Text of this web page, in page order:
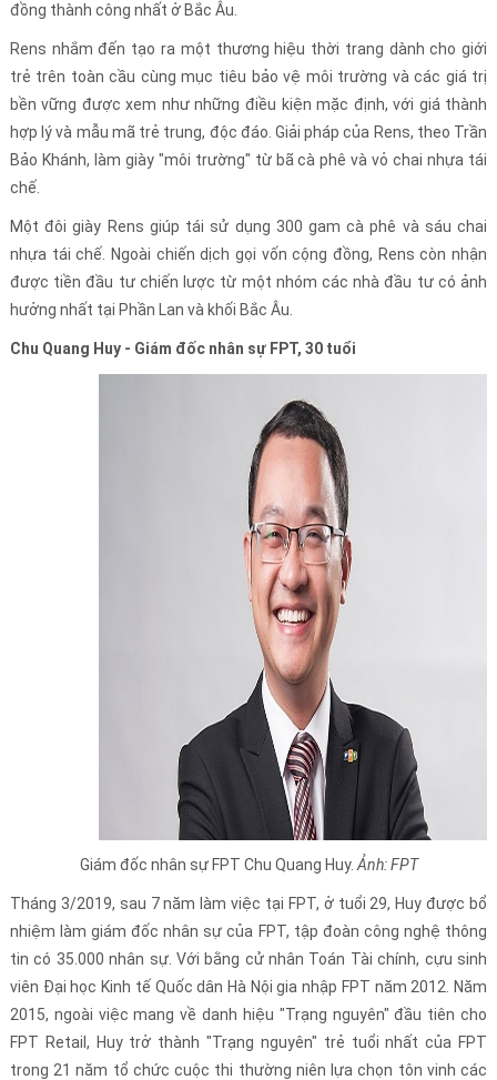
đồng thành công nhất ở Bắc Âu.
Rens nhắm đến tạo ra một thương hiệu thời trang dành cho giới
trẻ trên toàn cầu cùng mục tiêu bảo vệ môi trường và các giá trị
bền vững được xem như những điều kiện mặc định, với giá thành
hợp lý và mẫu mã trẻ trung, độc đáo. Giải pháp của Rens, theo Trần
Bảo Khánh, làm giày "môi trường" từ bã cà phê và vỏ chai nhựa tái
chế.
Một đôi giày Rens giúp tái sử dụng 300 gam cà phê và sáu chai
nhựa tái chế. Ngoài chiến dịch gọi vốn cộng đồng, Rens còn nhận
được tiền đầu tư chiến lược từ một nhóm các nhà đầu tư có ảnh
hưởng nhất tại Phần Lan và khối Bắc Âu.
Chu Quang Huy - Giám đốc nhân sự FPT, 30 tuổi
Giám đốc nhân sự FPT Chu Quang Huy. Ảnh: FPT
Tháng 3/2019, sau 7 năm làm việc tại FPT, ở tuổi 29, Huy được bổ
nhiệm làm giám đốc nhân sự của FPT, tập đoàn công nghệ thông
tin có 35.000 nhân sự. Với bằng cử nhân Toán Tài chính, cựu sinh
viên Đại học Kinh tế Quốc dân Hà Nội gia nhập FPT năm 2012. Năm
2015, ngoài việc mang về danh hiệu "Trạng nguyên" đầu tiên cho
FPT Retail, Huy trở thành "Trạng nguyên" trẻ tuổi nhất của FPT
trong 21 năm tổ chức cuộc thi thường niên lựa chọn tôn vinh các